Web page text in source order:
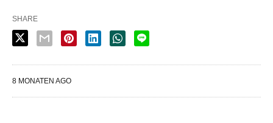
SHARE
8 MONATEN AGO